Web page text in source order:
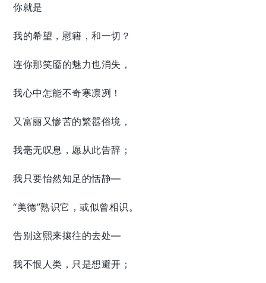
你就是
我的希望，慰籍，和一切？
连你那笑靥的魅力也消失，
我心中怎能不奇寒凛冽！
又富丽又惨苦的繁嚣俗境，
我毫无叹息，愿从此告辞；
我只要怡然知足的恬静—
“美德”熟识它，或似曾相识。
告别这熙来攘往的去处—
我不恨人类，只是想避开；